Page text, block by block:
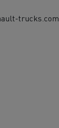
trucks.com